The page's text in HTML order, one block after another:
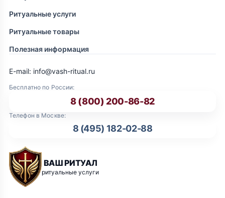
Ритуальные услуги
Ритуальные товары
Полезная информация
ВАШ РИТУАЛ
ритуальные услуги
Бесплатно по России:
8 (800) 200-86-82
Телефон в Москве:
8 (495) 182-02-88
E-mail: info@vash-ritual.ru